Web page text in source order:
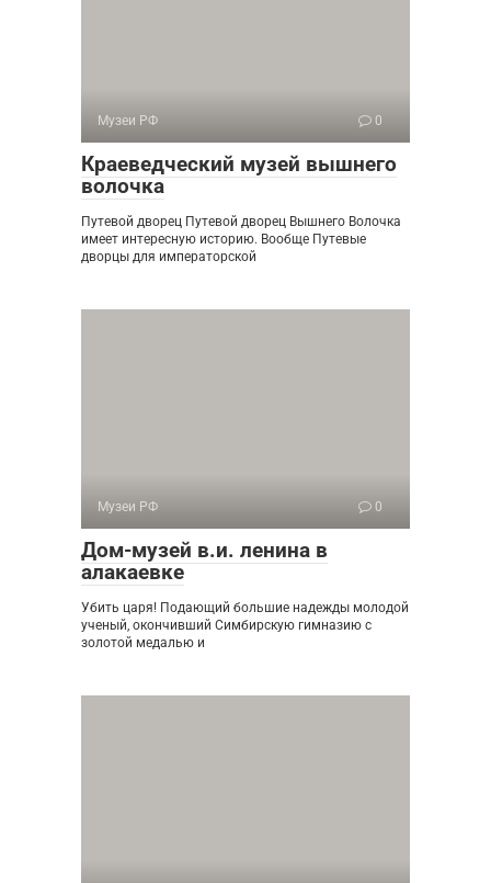
Музеи РФ 0
Краеведческий музей вышнего
волочка
Путевой дворец Путевой дворец Вышнего Волочка
имеет интересную историю. Вообще Путевые
дворцы для императорской
Музеи РФ 0
Дом-музей в.и. ленина в
алакаевке
Убить царя! Подающий большие надежды молодой
ученый, окончивший Симбирскую гимназию с
золотой медалью и